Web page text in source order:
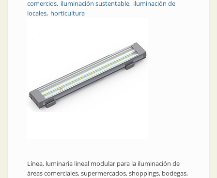
comercios iluminación sustentable iluminación de
locales horticultura
Línea, luminaria lineal modular para la iluminación de
áreas comerciales, supermercados, shoppings, bodegas,